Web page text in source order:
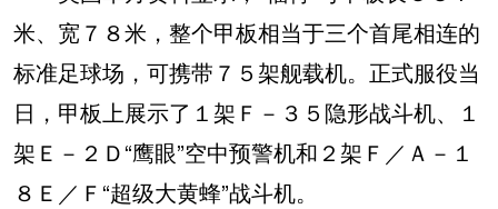
米、宽７８米，整个甲板相当于三个首尾相连的
标准足球场，可携带７５架舰载机。正式服役当
日，甲板上展示了１架Ｆ－３５隐形战斗机、１
架Ｅ－２Ｄ“鹰眼”空中预警机和２架Ｆ／Ａ－１
８Ｅ／Ｆ“超级大黄蜂”战斗机。